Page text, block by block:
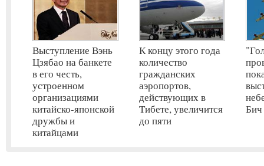
Выступление Вэнь
Цзябао на банкете
в его честь,
устроенном
организациями
китайско-японской
дружбы и
китайцами
К концу этого года
количество
гражданских
аэропортов,
действующих в
Тибете, увеличится
до пяти
Бич